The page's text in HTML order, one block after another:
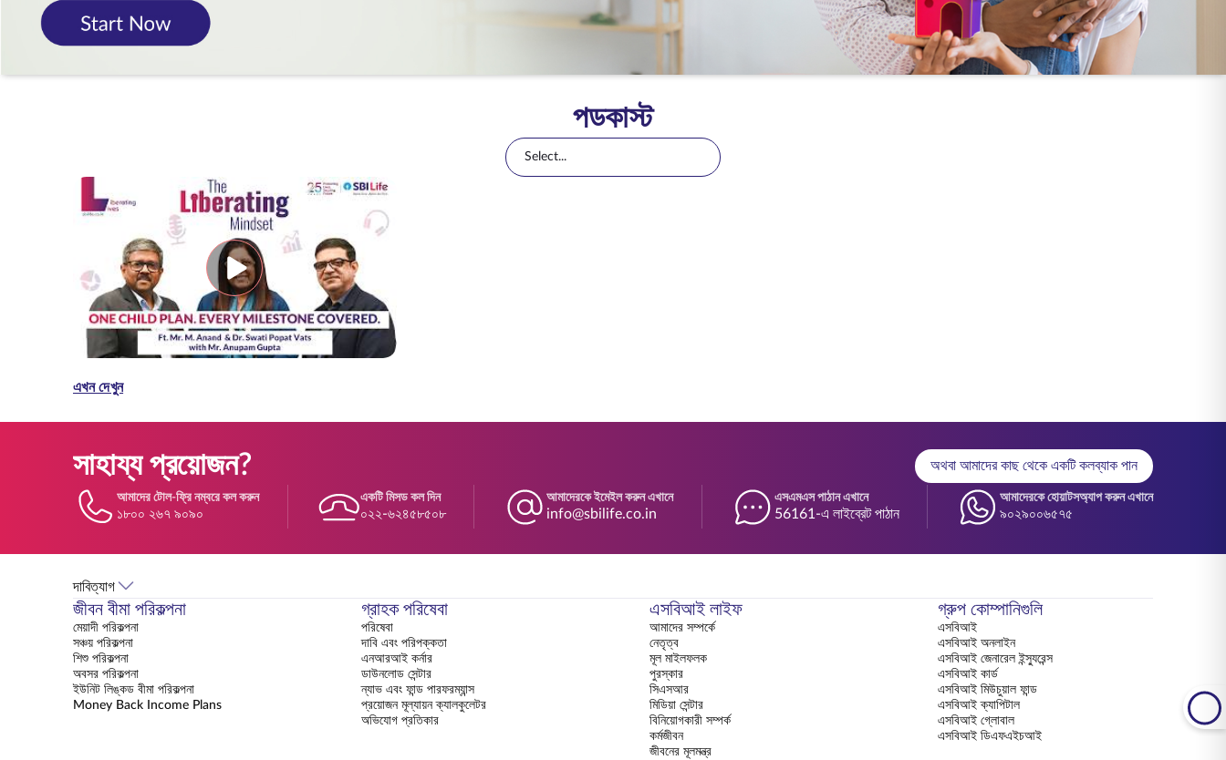
পডকাস্ট
Select...
এখন দেখুন
সাহায্য প্রয়োজন? অথবা আমাদের কাছ থেকে একটি কলব্যাক পান
আমাদের টোল-ফ্রি নম্বরে কল করুন
১৮০০ ২৬৭ ৯০৯০
একটি মিসড কল দিন
০২২-৬২৪৫৮৫০৮
আমাদেরকে ইমেইল করুন এখানে
info@sbilife.co.in
এসএমএস পাঠান এখানে
56161-এ লাইব্রেট পাঠান
আমাদেরকে হোয়াটসঅ্যাপ করুন এখানে
৯০২৯০০৬৫৭৫
দাবিত্যাগ
জীবন বীমা পরিকল্পনা
মেয়াদী পরিকল্পনা
সঞ্চয় পরিকল্পনা
শিশু পরিকল্পনা
অবসর পরিকল্পনা
ইউনিট লিঙ্কড বীমা পরিকল্পনা
Money Back Income Plans
গ্রাহক পরিষেবা
পরিষেবা
দাবি এবং পরিপক্কতা
এনআরআই কর্নার
ডাউনলোড সেন্টার
ন্যাভ এবং ফান্ড পারফরম্যান্স
প্রয়োজন মূল্যায়ন ক্যালকুলেটর
অভিযোগ প্রতিকার
এসবিআই লাইফ
আমাদের সম্পর্কে
নেতৃত্ব
মূল মাইলফলক
পুরস্কার
সিএসআর
মিডিয়া সেন্টার
বিনিয়োগকারী সম্পর্ক
কর্মজীবন
জীবনের মূলমন্ত্র
গ্রুপ কোম্পানিগুলি
এসবিআই
এসবিআই অনলাইন
এসবিআই জেনারেল ইন্স্যুরেন্স
এসবিআই কার্ড
এসবিআই মিউচুয়াল ফান্ড
এসবিআই ক্যাপিটাল
এসবিআই গ্লোবাল
এসবিআই ডিএফএইচআই